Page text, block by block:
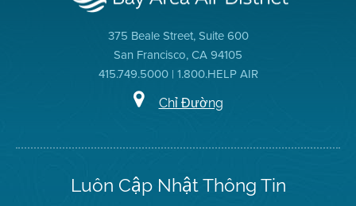
375 Beale Street, Suite 600
San Francisco, CA 94105
415.749.5000 | 1.800.HELP AIR
Chỉ Đường
Luôn Cập Nhật Thông Tin